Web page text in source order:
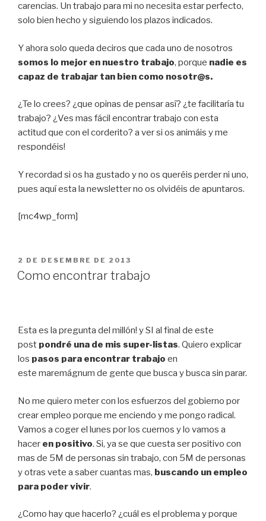
carencias. Un trabajo para mi no necesita estar perfecto,
solo bien hecho y siguiendo los plazos indicados.
Y ahora solo queda deciros que cada uno de nosotros
somos lo mejor en nuestro trabajo, porque nadie es
capaz de trabajar tan bien como nosotr@s.
¿Te lo crees? ¿que opinas de pensar así? ¿te facilitaría tu
trabajo? ¿Ves mas fácil encontrar trabajo con esta
actitud que con el corderito? a ver si os animáis y me
respondéis!
Y recordad si os ha gustado y no os queréis perder ni uno,
pues aquí esta la newsletter no os olvidéis de apuntaros.
[mc4wp_form]
PUBLICAT
A
2 DE DESEMBRE DE 2013
Como encontrar trabajo
Esta es la pregunta del millón! y SI al final de este
post pondré una de mis super-listas. Quiero explicar
los pasos para encontrar trabajo en
este maremágnum de gente que busca y busca sin parar.
No me quiero meter con los esfuerzos del gobierno por
crear empleo porque me enciendo y me pongo radical.
Vamos a coger el lunes por los cuernos y lo vamos a
hacer en positivo. Si, ya se que cuesta ser positivo con
mas de 5M de personas sin trabajo, con 5M de personas
y otras vete a saber cuantas mas, buscando un empleo
para poder vivir.
¿Como hay que hacerlo? ¿cuál es el problema y porque